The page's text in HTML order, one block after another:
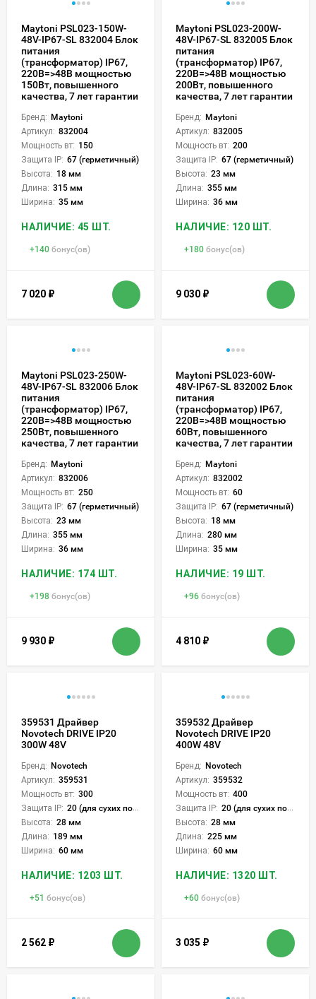
Maytoni PSL023-150W-
48V-IP67-SL 832004 Блок
питания
(трансформатор) IP67,
220В=>48В мощностью
150Вт, повышенного
качества, 7 лет гарантии
Бренд: Maytoni
Артикул: 832004
Мощность вт: 150
Защита IP: 67 (герметичный)
Высота: 18 мм
Длина: 315 мм
Ширина: 35 мм
НАЛИЧИЕ: 45 ШТ.
+140 бонус(ов)
7 020 ₽
Maytoni PSL023-200W-
48V-IP67-SL 832005 Блок
питания
(трансформатор) IP67,
220В=>48В мощностью
200Вт, повышенного
качества, 7 лет гарантии
Бренд: Maytoni
Артикул: 832005
Мощность вт: 200
Защита IP: 67 (герметичный)
Высота: 23 мм
Длина: 355 мм
Ширина: 36 мм
НАЛИЧИЕ: 120 ШТ.
+180 бонус(ов)
9 030 ₽
Maytoni PSL023-250W-
48V-IP67-SL 832006 Блок
питания
(трансформатор) IP67,
220В=>48В мощностью
250Вт, повышенного
качества, 7 лет гарантии
Бренд: Maytoni
Артикул: 832006
Мощность вт: 250
Защита IP: 67 (герметичный)
Высота: 23 мм
Длина: 355 мм
Ширина: 36 мм
НАЛИЧИЕ: 174 ШТ.
+198 бонус(ов)
9 930 ₽
Maytoni PSL023-60W-
48V-IP67-SL 832002 Блок
питания
(трансформатор) IP67,
220В=>48В мощностью
60Вт, повышенного
качества, 7 лет гарантии
Бренд: Maytoni
Артикул: 832002
Мощность вт: 60
Защита IP: 67 (герметичный)
Высота: 18 мм
Длина: 280 мм
Ширина: 35 мм
НАЛИЧИЕ: 19 ШТ.
+96 бонус(ов)
4 810 ₽
359531 Драйвер
Novotech DRIVE IP20
300W 48V
Бренд: Novotech
Артикул: 359531
Мощность вт: 300
Защита IP: 20 (для сухих пом.)
Высота: 28 мм
Длина: 189 мм
Ширина: 60 мм
НАЛИЧИЕ: 1203 ШТ.
+51 бонус(ов)
2 562 ₽
359532 Драйвер
Novotech DRIVE IP20
400W 48V
Бренд: Novotech
Артикул: 359532
Мощность вт: 400
Защита IP: 20 (для сухих пом.)
Высота: 28 мм
Длина: 225 мм
Ширина: 60 мм
НАЛИЧИЕ: 1320 ШТ.
+60 бонус(ов)
3 035 ₽